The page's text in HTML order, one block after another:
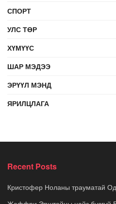
СПОРТ
УЛС ТӨР
ХҮМҮҮС
ШАР МЭДЭЭ
ЭРҮҮЛ МЭНД
ЯРИЛЦЛАГА
Recent Posts
Кристофер Ноланы трауматай